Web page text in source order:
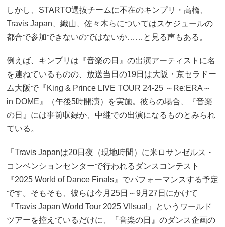
しかし、STARTO選抜チームに不在のキンプリ・高橋、
Travis Japan、織山、佐々木らについてはスケジュールの
都合で参加できないのではないか……と見る声もある。
例えば、キンプリは『音楽の日』の出演アーティストに名
を連ねているものの、放送当日の19日は大阪・京セラドー
ム大阪で『King & Prince LIVE TOUR 24-25 ～Re:ERA～
in DOME』（午後5時開演）を実施。彼らの場合、『音楽
の日』には事前収録か、中継での出演になるものとみられ
ている。
「Travis Japanは20日夜（現地時間）に米ロサンゼルス・
コンベンションセンターで行われるダンスコンテスト
『2025 World of Dance Finals』でパフォーマンスする予定
です。そもそも、彼らは今月25日～9月27日にかけて
『Travis Japan World Tour 2025 VIIsual』というワールド
ツアーを控えているだけに、『音楽の日』のダンス企画の